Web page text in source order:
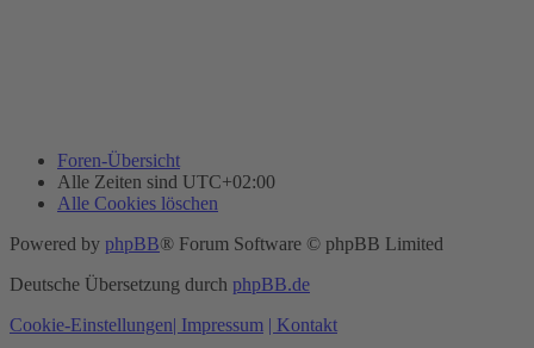
Foren-Übersicht
Alle Zeiten sind UTC+02:00
Alle Cookies löschen
Powered by phpBB® Forum Software © phpBB Limited
Deutsche Übersetzung durch phpBB.de
Cookie-Einstellungen| Impressum | Kontakt